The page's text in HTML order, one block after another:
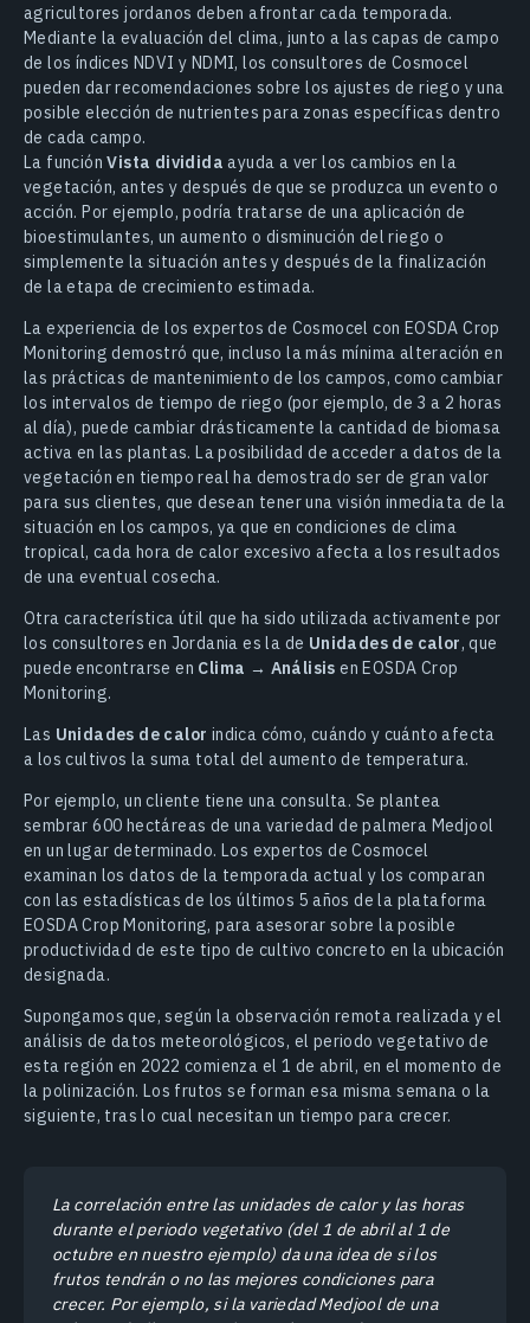
agricultores jordanos deben afrontar cada temporada.
Mediante la evaluación del clima, junto a las capas de campo
de los índices NDVI y NDMI, los consultores de Cosmocel
pueden dar recomendaciones sobre los ajustes de riego y una
posible elección de nutrientes para zonas específicas dentro
de cada campo.
La funciónVista dividida ayuda a ver los cambios en la
vegetación, antes y después de que se produzca un evento o
acción. Por ejemplo, podría tratarse de una aplicación de
bioestimulantes, un aumento o disminución del riego o
simplemente la situación antes y después de la finalización
de la etapa de crecimiento estimada.
La experiencia de los expertos de Cosmocel con EOSDA Crop
Monitoring demostró que, incluso la más mínima alteración en
las prácticas de mantenimiento de los campos, como cambiar
los intervalos de tiempo de riego (por ejemplo, de 3 a 2 horas
al día), puede cambiar drásticamente la cantidad de biomasa
activa en las plantas. La posibilidad de acceder a datos de la
vegetación en tiempo real ha demostrado ser de gran valor
para sus clientes, que desean tener una visión inmediata de la
situación en los campos, ya que en condiciones de clima
tropical, cada hora de calor excesivo afecta a los resultados
de una eventual cosecha.
Otra característica útil que ha sido utilizada activamente por
los consultores en Jordania es la de Unidades de calor, que
puede encontrarse en Clima → Análisis en EOSDA Crop
Monitoring.
Las Unidades de calor indica cómo, cuándo y cuánto afecta
a los cultivos la suma total del aumento de temperatura.
Por ejemplo, un cliente tiene una consulta. Se plantea
sembrar 600 hectáreas de una variedad de palmera Medjool
en un lugar determinado. Los expertos de Cosmocel
examinan los datos de la temporada actual y los comparan
con las estadísticas de los últimos 5 años de la plataforma
EOSDA Crop Monitoring, para asesorar sobre la posible
productividad de este tipo de cultivo concreto en la ubicación
designada.
Supongamos que, según la observación remota realizada y el
análisis de datos meteorológicos, el periodo vegetativo de
esta región en 2022 comienza el 1 de abril, en el momento de
la polinización. Los frutos se forman esa misma semana o la
siguiente, tras lo cual necesitan un tiempo para crecer.
La correlación entre las unidades de calor y las horas
durante el periodo vegetativo (del 1 de abril al 1 de
octubre en nuestro ejemplo) da una idea de si los
frutos tendrán o no las mejores condiciones para
crecer. Por ejemplo, si la variedad Medjool de una